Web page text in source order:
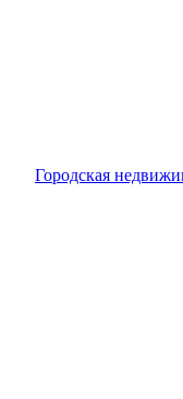
Городская